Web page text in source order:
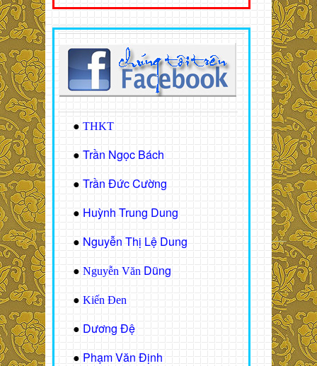
● THKT
● Trần Ngọc Bách
● Trần Đức Cường
● Huỳnh Trung Dung
● Nguyễn Thị Lệ Dung
● Nguyễn Văn Dũng
● Kiến Đen
● Dương Đệ
● Phạm Văn Định